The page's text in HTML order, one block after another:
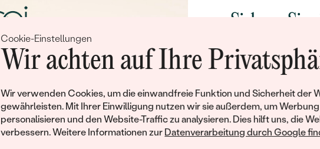
Cookie-Einstellungen
Wir achten auf Ihre
Wir verwenden Cookies, um die einwandfreie Funktion und Sicherheit der
gewährleisten. Mit Ihrer Einwilligung nutzen wir sie außerdem, um Werbung
personalisieren und den Website-Traffic zu analysieren. Dies hilft uns, die
verbessern. Weitere Informationen zur Datenverarbeitung durch Google
ANZAHL:
KARATGEWICHT:
ABMESSUNGEN:
FORM:
REINHEIT:
Sichern Sie
Rabatt auf
Werden Sie Teil
und entdecken Sie die
gefertigten Schmucks